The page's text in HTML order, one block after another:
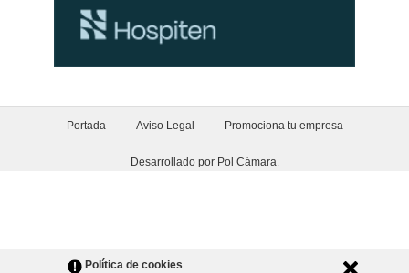
Política de cookies
Portada Aviso Legal Promociona tu empresa
Desarrollado por Pol Cámara.